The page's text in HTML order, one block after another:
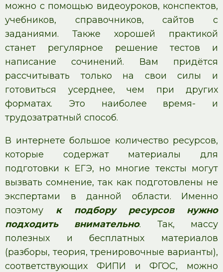
можно с помощью видеоуроков, конспектов,
учебников, справочников, сайтов с
заданиями. Также хорошей практикой
станет регулярное решение тестов и
написание сочинений. Вам придётся
рассчитывать только на свои силы и
готовиться усерднее, чем при других
форматах. Это наиболее время- и
трудозатратный способ.
В интернете большое количество ресурсов,
которые содержат материалы для
подготовки к ЕГЭ, но многие тексты могут
вызвать сомнение, так как подготовлены не
экспертами в данной области. Именно
поэтому к подбору ресурсов нужно
подходить внимательно. Так, массу
полезных и бесплатных материалов
(разборы, теория, тренировочные варианты),
соответствующих ФИПИ и ФГОС, можно